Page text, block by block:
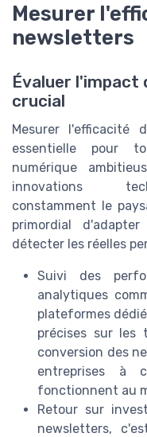
Mesurer
newsletters
Évaluer l'impact
crucial
Mesurer l'efficacité
essentielle pour
numérique
innovations
constamment le
primordial
détecter les réelles
Suivi des
analytiques
plateformes
précises sur les
conversion des
entreprises à
fonctionnent au
Retour sur
newsletters,